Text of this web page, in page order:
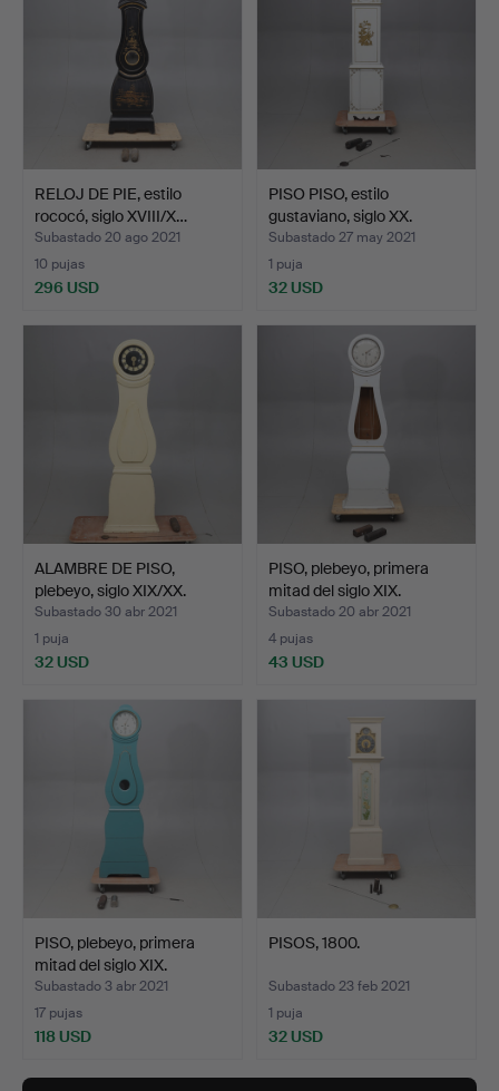
RELOJ DE PIE, estilo
rococó, siglo XVIII/X…
Subastado 20 ago 2021
10 pujas
296 USD
PISO PISO, estilo
gustaviano, siglo XX.
Subastado 27 may 2021
1 puja
32 USD
ALAMBRE DE PISO,
plebeyo, siglo XIX/XX.
Subastado 30 abr 2021
1 puja
32 USD
PISO, plebeyo, primera
mitad del siglo XIX.
Subastado 20 abr 2021
4 pujas
43 USD
PISO, plebeyo, primera
mitad del siglo XIX.
Subastado 3 abr 2021
17 pujas
118 USD
PISOS, 1800.
Subastado 23 feb 2021
1 puja
32 USD